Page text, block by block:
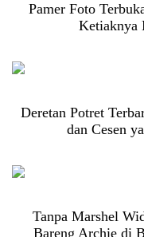
Pamer Foto
Ketiaknya
Deretan Potret
dan Cesen
Tanpa Marshel
Bareng Archie di